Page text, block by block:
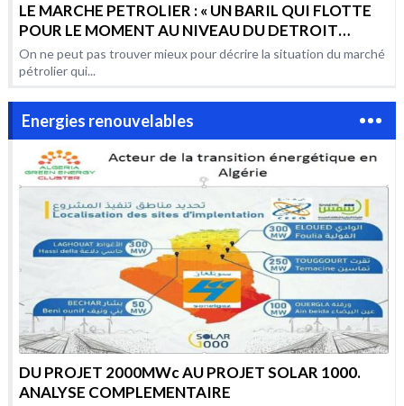
LE MARCHE PETROLIER : « UN BARIL QUI FLOTTE
POUR LE MOMENT AU NIVEAU DU DETROIT
D’HORMUZ, MAIS QUI RISQUE AUSSI BIEN DE
COULER QUE D’EXPLOSER »
On ne peut pas trouver mieux pour décrire la situation du marché
pétrolier qui...
Energies renouvelables
DU PROJET 2000MWc AU PROJET SOLAR 1000.
ANALYSE COMPLEMENTAIRE